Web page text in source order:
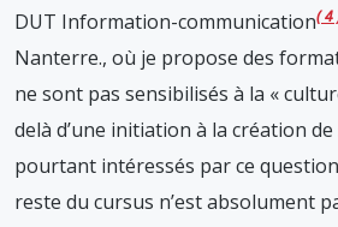
DUT Information-communication 4
Nanterre., où je propose des
ne sont pas sensibilisés à la «
delà d’une initiation à la création
pourtant intéressés par ce
reste du cursus n’est absolument